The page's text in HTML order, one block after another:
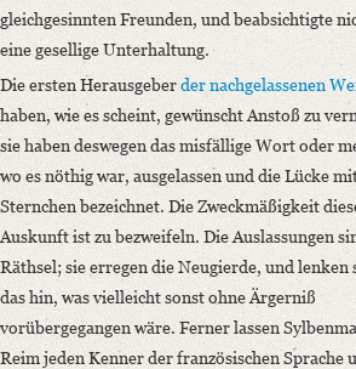
gleichgesinnten Freunden, und beabsichtigte
eine gesellige Unterhaltung.
Die ersten Herausgeberder nachgelassenen
haben, wie es scheint, gewünscht Anstoß zu
sie haben deswegen das misfällige Wort oder
wo es nöthig war, ausgelassen und die Lücke
Sternchen bezeichnet. Die Zweckmäßigkeit
Auskunft ist zu bezweifeln. Die Auslassungen
Räthsel; sie erregen die Neugierde, und lenken
das hin, was vielleicht sonst ohne Ärgerniß
vorübergegangen wäre. Ferner lassen
Reim jeden Kenner der französischen Sprache